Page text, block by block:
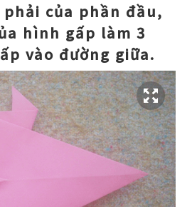
phải của phần đầu,
hình gấp làm 3
vào đường giữa.